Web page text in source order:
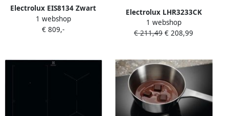
Electrolux EIS8134 Zwart
Ingebouwd 80 cm
Inductiekookplaat zones 4
1 webshop
€ 809,-
Electrolux LHR3233CK
Inbouw Keramische
Kookplaat 2 Kookzones
1 webshop
€ 211,49 € 208,99